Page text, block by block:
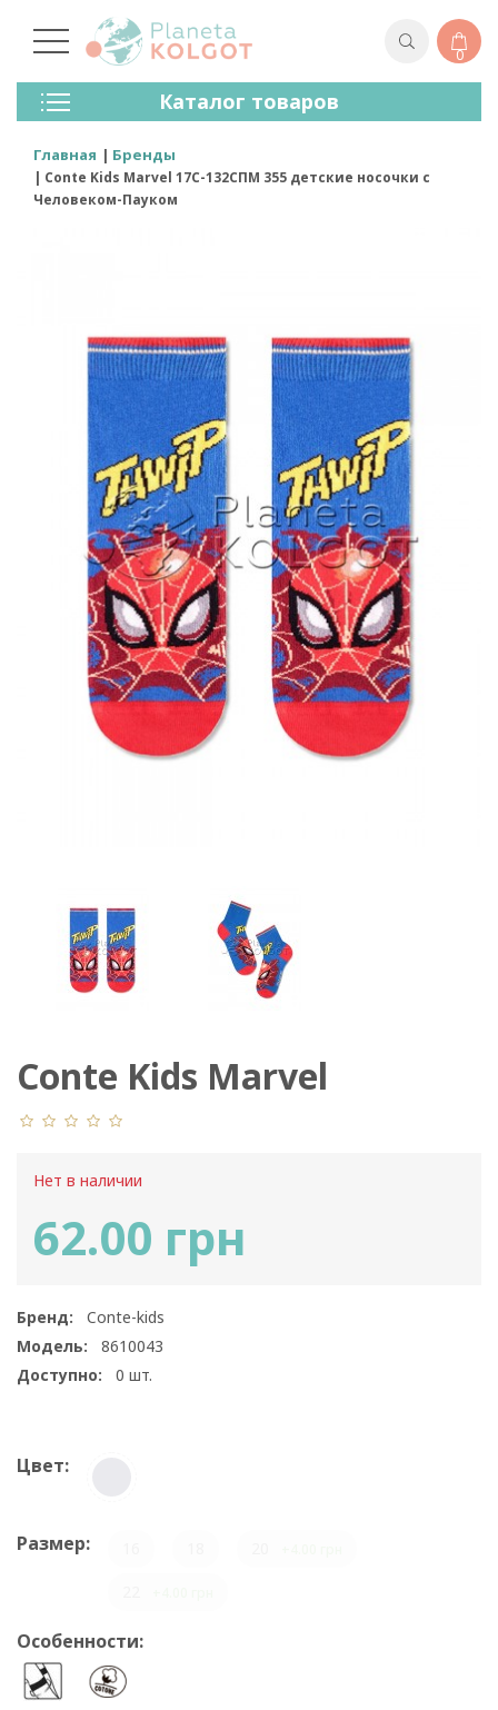
0
Каталог товаров
Колготки
Чулки
Лосины (леггинсы)
Носки И Гольфы
Главная Бренды
Conte Kids Marvel 17С-132СПМ 355 детские носочки с
Человеком-Пауком
Conte Kids Marvel
17С-132СПМ 355
Нет в наличии
62.00 грн
Бренд:
Conte-kids
Модель:
8610043
Доступно:
0 шт.
Цвет:
Размер:
Особенности: